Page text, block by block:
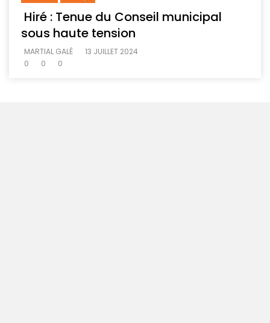
Hiré : Tenue du Conseil municipal
sous haute tension
MARTIAL GALÉ
13 JUILLET 2024
0
0 0